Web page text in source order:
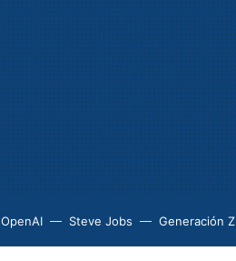
OpenAI Steve Jobs Generación Z